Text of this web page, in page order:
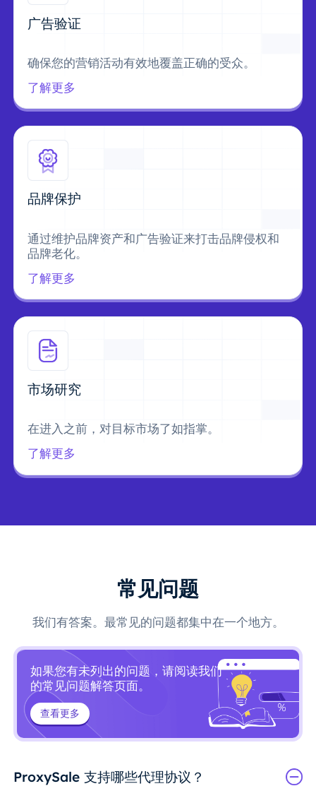
广告验证
确保您的营销活动有效地覆盖正确的受众。
了解更多
品牌保护
通过维护品牌资产和广告验证来打击品牌侵权和
品牌老化。
了解更多
市场研究
在进入之前，对目标市场了如指掌。
了解更多
常见问题
我们有答案。最常见的问题都集中在一个地方。
如果您有未列出的问题，请阅读我们
的常见问题解答页面。
查看更多
ProxySale 支持哪些代理协议？